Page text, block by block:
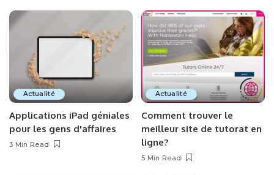
Actualité
Applications iPad géniales
pour les gens d'affaires
3 Min Read
Actualité
Comment trouver le
meilleur site de tutorat en
ligne?
5 Min Read